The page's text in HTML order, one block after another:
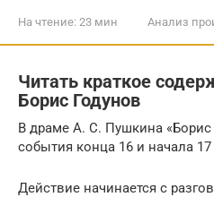
На чтение: 23 мин Анализ
Читать краткое
Борис Годунов
В драме А. С. Пушкина
события конца 16 и начала 17
Действие начинается с